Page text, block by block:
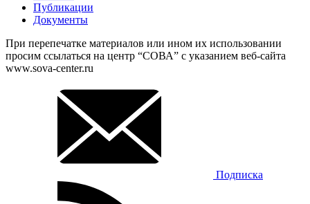
Публикации
Документы
При перепечатке материалов или ином их использовании
просим ссылаться на центр “СОВА” с указанием веб-сайта
www.sova-center.ru
Подписка